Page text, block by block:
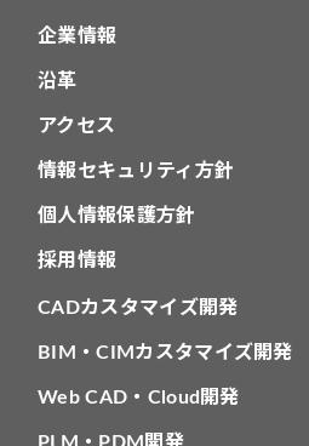
企業情報
沿革
アクセス
情報セキュリティ方針
個人情報保護方針
採用情報
CADカスタマイズ開発
BIM・CIMカスタマイズ開発
Web CAD・Cloud開発
PLM・PDM開発